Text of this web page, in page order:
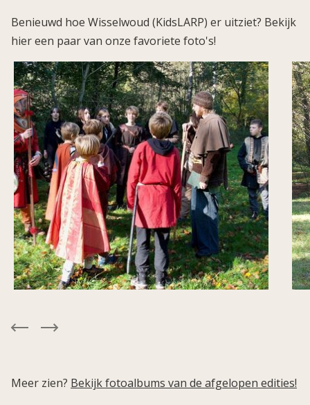
Benieuwd hoe Wisselwoud (KidsLARP) er uitziet? Bekijk
hier een paar van onze favoriete foto's!
Meer zien? Bekijk fotoalbums van de afgelopen edities!